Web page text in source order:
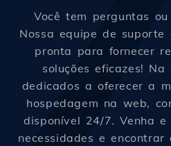
Você tem perguntas
Nossa equipe de
pronta para fornecer
soluções eficazes! Na
dedicados a oferecer a
hospedagem na web,
disponível 24/7. Venha
necessidades e encontrar